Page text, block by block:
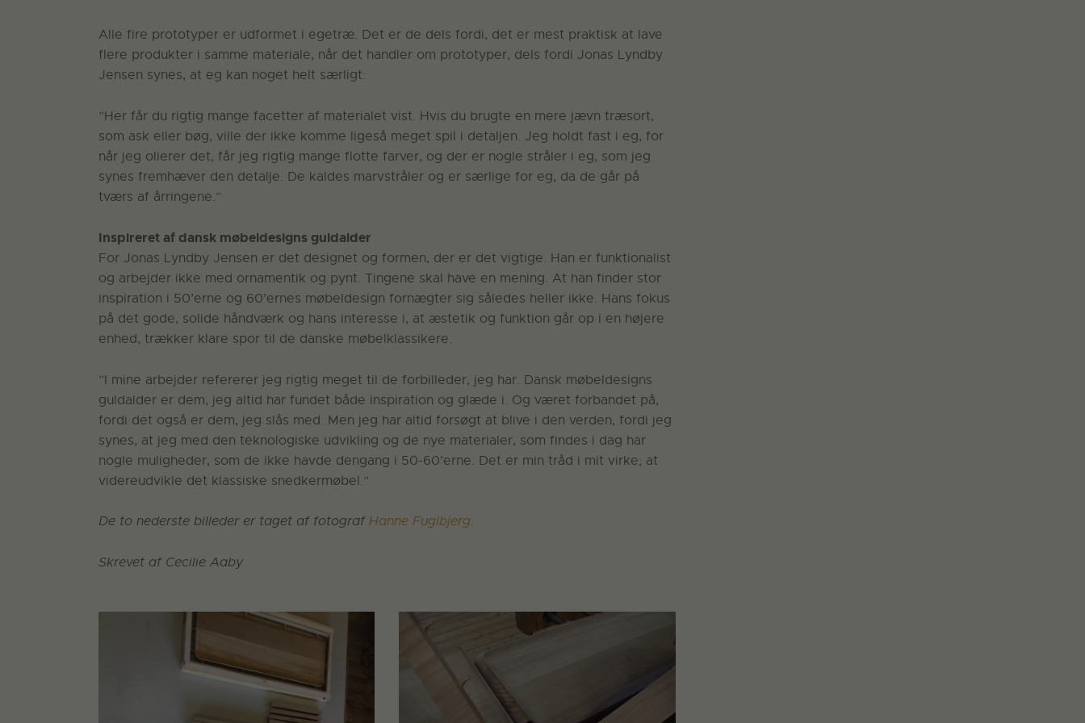
Alle fire prototyper er udformet i egetræ. Det er de dels fordi, det er mest praktisk at lave
flere produkter i samme materiale, når det handler om prototyper, dels fordi Jonas Lyndby
Jensen synes, at eg kan noget helt særligt:
”Her får du rigtig mange facetter af materialet vist. Hvis du brugte en mere jævn træsort,
som ask eller bøg, ville der ikke komme ligeså meget spil i detaljen. Jeg holdt fast i eg, for
når jeg olierer det, får jeg rigtig mange flotte farver, og der er nogle stråler i eg, som jeg
synes fremhæver den detalje. De kaldes marvstråler og er særlige for eg, da de går på
tværs af årringene.”
Inspireret af dansk møbeldesigns guldalder
For Jonas Lyndby Jensen er det designet og formen, der er det vigtige. Han er funktionalist
og arbejder ikke med ornamentik og pynt. Tingene skal have en mening. At han finder stor
inspiration i 50’erne og 60’ernes møbeldesign fornægter sig således heller ikke. Hans fokus
på det gode, solide håndværk og hans interesse i, at æstetik og funktion går op i en højere
enhed, trækker klare spor til de danske møbelklassikere.
”I mine arbejder refererer jeg rigtig meget til de forbilleder, jeg har. Dansk møbeldesigns
guldalder er dem, jeg altid har fundet både inspiration og glæde i. Og været forbandet på,
fordi det også er dem, jeg slås med. Men jeg har altid forsøgt at blive i den verden, fordi jeg
synes, at jeg med den teknologiske udvikling og de nye materialer, som findes i dag har
nogle muligheder, som de ikke havde dengang i 50-60’erne. Det er min tråd i mit virke; at
videreudvikle det klassiske snedkermøbel.”
De to nederste billeder er taget af fotograf Hanne Fuglbjerg.
Skrevet af Cecilie Aaby